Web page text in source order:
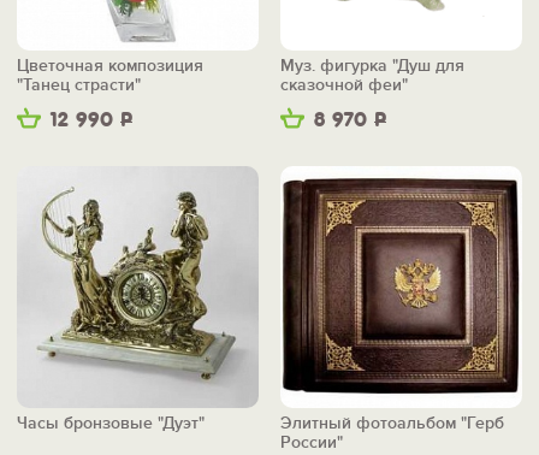
12 990 Р
Цветочная композиция
"Танец страсти"
8 970 Р
Муз. фигурка "Душ для
сказочной феи"
Часы бронзовые "Дуэт"
Элитный фотоальбом "Герб
России"